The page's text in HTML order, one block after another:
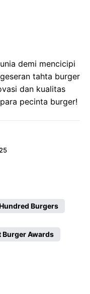
demi mencicipi
tahta burger
dan kualitas
pecinta burger!
Burgers
Burger Awards